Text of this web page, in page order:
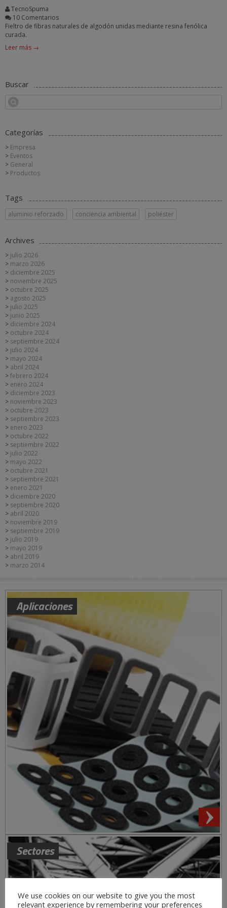
TecnoSpuma
10 Comentarios
Fieltro de fibras naturales de algodón unidas mediante resina fenólica
curada.
Leer más →
Buscar
Categorías
Empresa
Eventos
General
Productos
Tags
aluminio reforzado conciencia ambiental poliéster
Archives
julio 2026
marzo 2026
diciembre 2025
noviembre 2025
octubre 2025
agosto 2025
julio 2025
junio 2025
diciembre 2024
octubre 2024
septiembre 2024
julio 2024
mayo 2024
abril 2024
febrero 2024
enero 2024
diciembre 2023
noviembre 2023
octubre 2023
septiembre 2023
enero 2023
octubre 2022
septiembre 2022
julio 2022
mayo 2022
octubre 2021
septiembre 2021
enero 2021
diciembre 2020
septiembre 2020
abril 2020
noviembre 2019
septiembre 2019
julio 2019
mayo 2019
abril 2019
marzo 2014
Aplicaciones
Sectores
We use cookies on our website to give you the most
relevant experience by remembering your preferences